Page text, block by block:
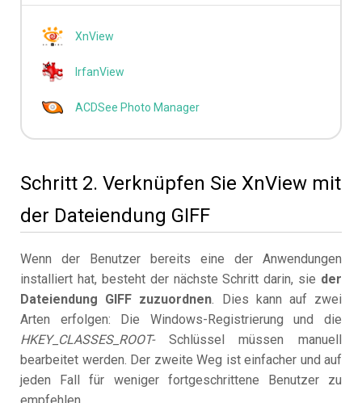
XnView
IrfanView
ACDSee Photo Manager
Schritt 2. Verknüpfen Sie XnView mit
der Dateiendung GIFF
Wenn der Benutzer bereits eine der Anwendungen
installiert hat, besteht der nächste Schritt darin, sie der
Dateiendung GIFF zuzuordnen. Dies kann auf zwei
Arten erfolgen: Die Windows-Registrierung und die
HKEY_CLASSES_ROOT-Schlüssel müssen manuell
bearbeitet werden. Der zweite Weg ist einfacher und auf
jeden Fall für weniger fortgeschrittene Benutzer zu